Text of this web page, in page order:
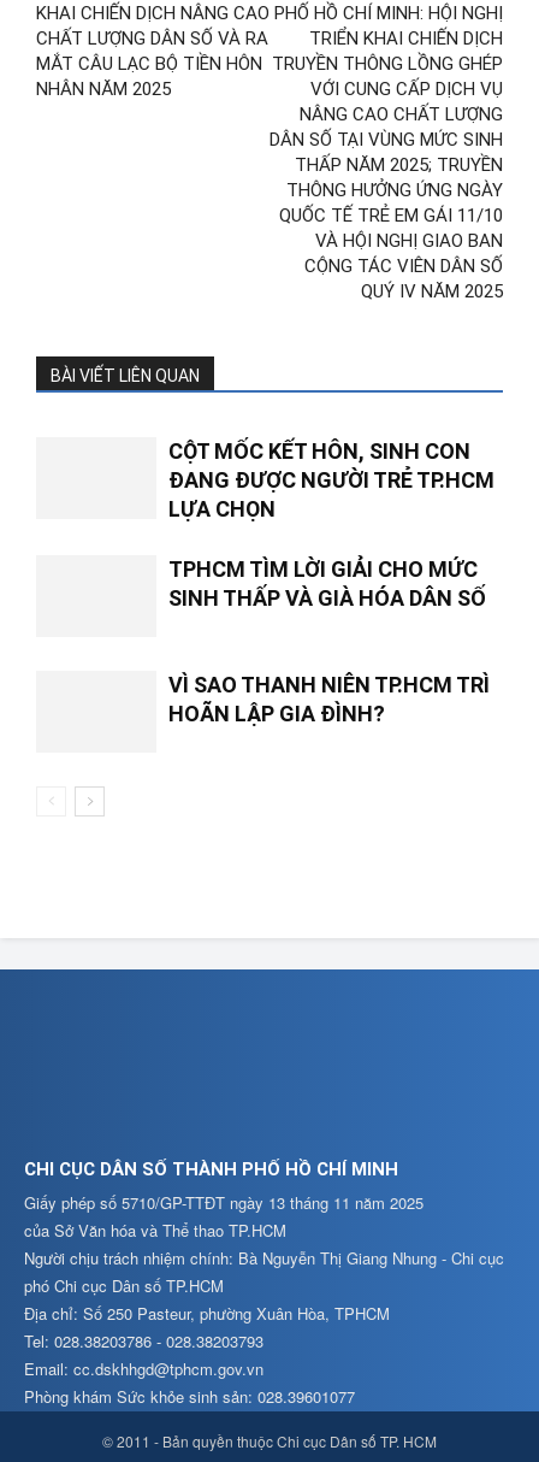
KHAI CHIẾN DỊCH NÂNG CAO
CHẤT LƯỢNG DÂN SỐ VÀ RA
MẮT CÂU LẠC BỘ TIỀN HÔN
NHÂN NĂM 2025
PHỐ HỒ CHÍ MINH: HỘI NGHỊ
TRIỂN KHAI CHIẾN DỊCH
TRUYỀN THÔNG LỒNG GHÉP
VỚI CUNG CẤP DỊCH VỤ
NÂNG CAO CHẤT LƯỢNG
DÂN SỐ TẠI VÙNG MỨC SINH
THẤP NĂM 2025; TRUYỀN
THÔNG HƯỞNG ỨNG NGÀY
QUỐC TẾ TRẺ EM GÁI 11/10
VÀ HỘI NGHỊ GIAO BAN
CỘNG TÁC VIÊN DÂN SỐ
QUÝ IV NĂM 2025
BÀI VIẾT LIÊN QUAN
CỘT MỐC KẾT HÔN, SINH CON
ĐANG ĐƯỢC NGƯỜI TRẺ TP.HCM
LỰA CHỌN
TPHCM TÌM LỜI GIẢI CHO MỨC
SINH THẤP VÀ GIÀ HÓA DÂN SỐ
VÌ SAO THANH NIÊN TP.HCM TRÌ
HOÃN LẬP GIA ĐÌNH?
CHI CỤC DÂN SỐ THÀNH PHỐ HỒ CHÍ MINH
Giấy phép số 5710/GP-TTĐT ngày 13 tháng 11 năm 2025
của Sở Văn hóa và Thể thao TP.HCM
Người chịu trách nhiệm chính: Bà Nguyễn Thị Giang Nhung - Chi cục
phó Chi cục Dân số TP.HCM
Địa chỉ: Số 250 Pasteur, phường Xuân Hòa, TPHCM
Tel: 028.38203786 - 028.38203793
Email: cc.dskhhgd@tphcm.gov.vn
Phòng khám Sức khỏe sinh sản: 028.39601077
© 2011 - Bản quyền thuộc Chi cục Dân số TP. HCM